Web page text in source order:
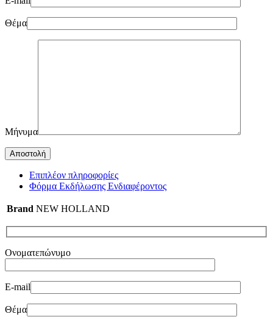
Θέμα
Μήνυμα
Επιπλέον πληροφορίες
Φόρμα Εκδήλωσης Ενδιαφέροντος
Brand NEW HOLLAND
Ονοματεπώνυμο
E-mail
Θέμα